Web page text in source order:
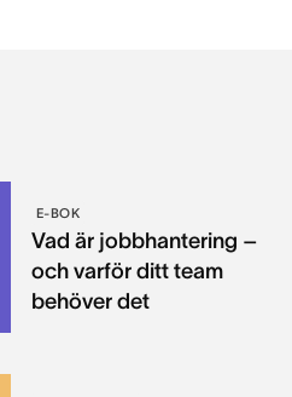
E-BOK
Vad är jobbhantering –
och varför ditt team
behöver det